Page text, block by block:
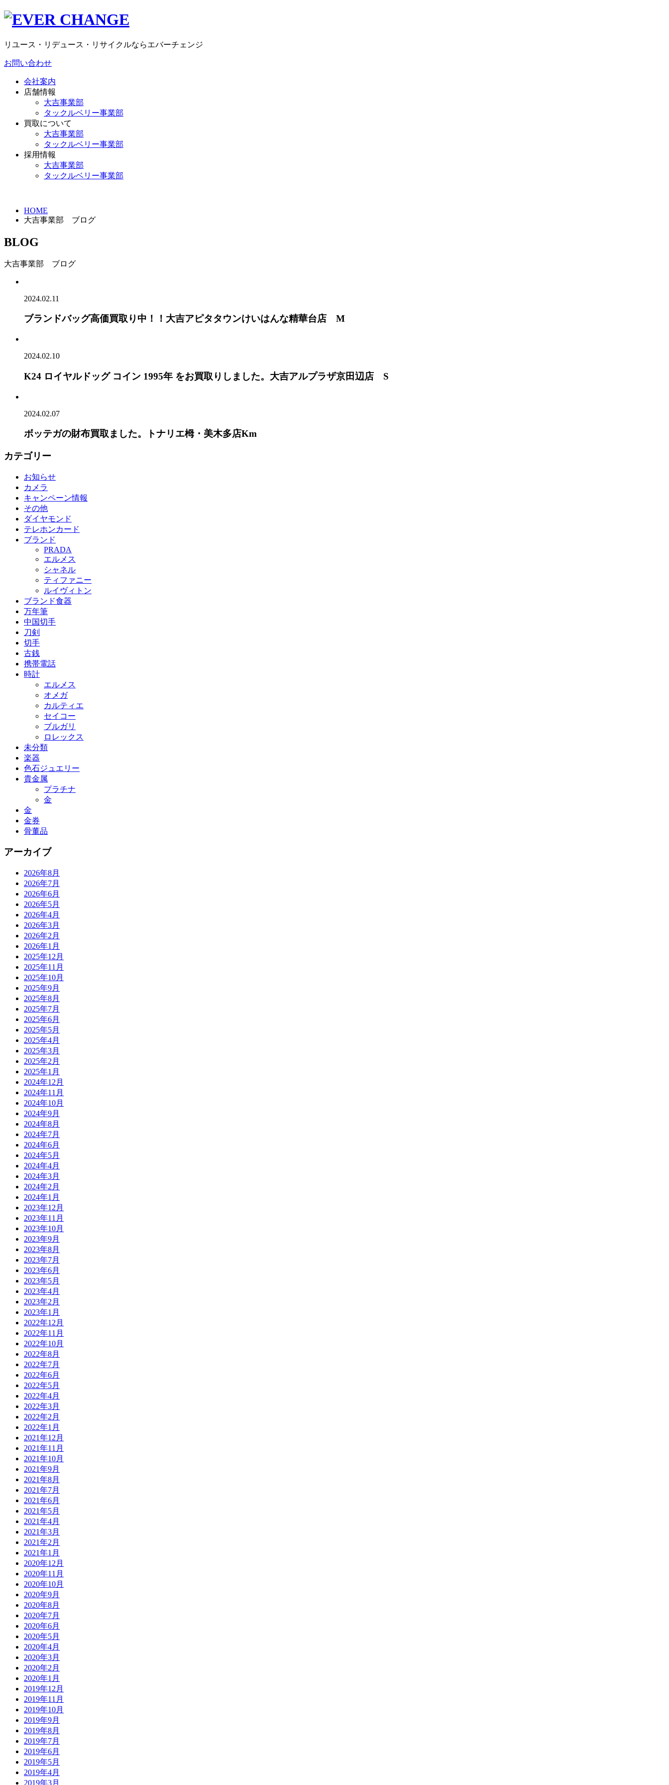
リユース・リデュース・リサイクルならエバーチェンジ
お問い合わせ
会社案内
店舗情報
大吉事業部
タックルベリー事業部
買取について
大吉事業部
タックルベリー事業部
採用情報
大吉事業部
タックルベリー事業部
HOME
大吉事業部 ブログ
BLOG
大吉事業部 ブログ
2024.02.11
ブランドバッグ高価買取り中！！大吉アピタタウンけいはんな精華台店 M
2024.02.10
K24 ロイヤルドッグ コイン 1995年 をお買取りしました。大吉アルプラザ京田辺店 S
2024.02.07
ボッテガの財布買取ました。トナリエ栂・美木多店Km
カテゴリー
お知らせ
カメラ
キャンペーン情報
その他
ダイヤモンド
テレホンカード
ブランド
PRADA
エルメス
シャネル
ティファニー
ルイヴィトン
ブランド食器
万年筆
中国切手
刀剣
切手
古銭
携帯電話
時計
エルメス
オメガ
カルティエ
セイコー
ブルガリ
ロレックス
未分類
楽器
色石ジュエリー
貴金属
プラチナ
金
金
金券
骨董品
アーカイブ
2026年8月
2026年7月
2026年6月
2026年5月
2026年4月
2026年3月
2026年2月
2026年1月
2025年12月
2025年11月
2025年10月
2025年9月
2025年8月
2025年7月
2025年6月
2025年5月
2025年4月
2025年3月
2025年2月
2025年1月
2024年12月
2024年11月
2024年10月
2024年9月
2024年8月
2024年7月
2024年6月
2024年5月
2024年4月
2024年3月
2024年2月
2024年1月
2023年12月
2023年11月
2023年10月
2023年9月
2023年8月
2023年7月
2023年6月
2023年5月
2023年4月
2023年2月
2023年1月
2022年12月
2022年11月
2022年10月
2022年8月
2022年7月
2022年6月
2022年5月
2022年4月
2022年3月
2022年2月
2022年1月
2021年12月
2021年11月
2021年10月
2021年9月
2021年8月
2021年7月
2021年6月
2021年5月
2021年4月
2021年3月
2021年2月
2021年1月
2020年12月
2020年11月
2020年10月
2020年9月
2020年8月
2020年7月
2020年6月
2020年5月
2020年4月
2020年3月
2020年2月
2020年1月
2019年12月
2019年11月
2019年10月
2019年9月
2019年8月
2019年7月
2019年6月
2019年5月
2019年4月
2019年3月